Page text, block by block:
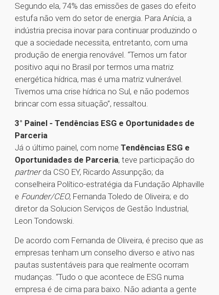
Segundo ela, 74% das emissões de gases do efeito
estufa não vem do setor de energia. Para Anícia, a
indústria precisa inovar para continuar produzindo o
que a sociedade necessita, entretanto, com uma
produção de energia renovável. “Temos um fator
positivo aqui no Brasil por termos uma matriz
energética hídrica, mas é uma matriz vulnerável.
Tivemos uma crise hídrica no Sul, e não podemos
brincar com essa situação”, ressaltou.
3° Painel - Tendências ESG e Oportunidades de
Parceria
Já o último painel, com nome Tendências ESG e
Oportunidades de Parceria, teve participação do
partnerda CSO EY, Ricardo Assunpção; da
conselheira Político-estratégia da Fundação Alphaville
e Founder/CEO, Fernanda Toledo de Oliveira; e do
diretor da Solucion Serviços de Gestão Industrial,
Leon Tondowski.
De acordo com Fernanda de Oliveira, é preciso que as
empresas tenham um conselho diverso e ativo nas
pautas sustentáveis para que realmente ocorram
mudanças. “Tudo o que acontece de ESG numa
empresa é de cima para baixo. Não adianta a gente